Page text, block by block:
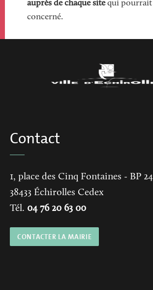
auprès de chaque sitequi pourrait
concerné.
Contact
1, place des Cinq Fontaines - BP
38433 Échirolles Cedex
Tél. 04 76 20 63 00
CONTACTER LA MAIRIE